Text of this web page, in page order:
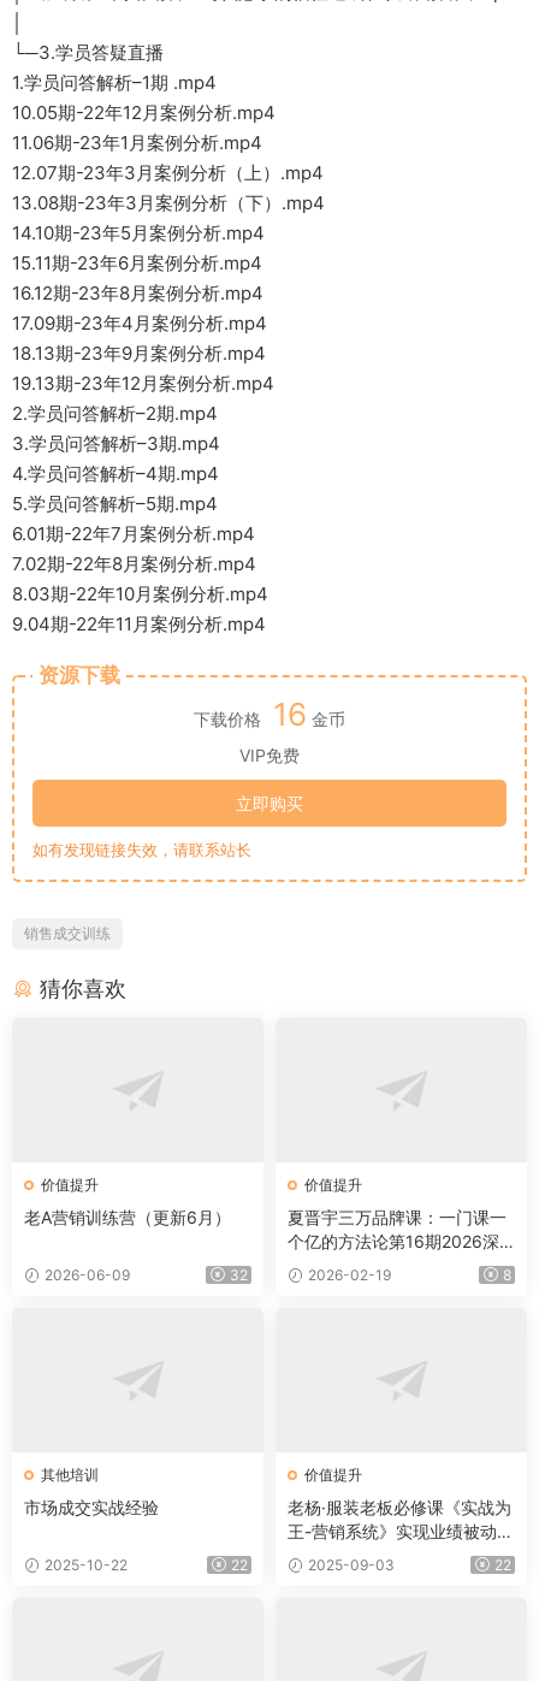
└─3.学员答疑直播
1.学员问答解析–1期 .mp4
10.05期-22年12月案例分析.mp4
11.06期-23年1月案例分析.mp4
12.07期-23年3月案例分析（上）.mp4
13.08期-23年3月案例分析（下）.mp4
14.10期-23年5月案例分析.mp4
15.11期-23年6月案例分析.mp4
16.12期-23年8月案例分析.mp4
17.09期-23年4月案例分析.mp4
18.13期-23年9月案例分析.mp4
19.13期-23年12月案例分析.mp4
2.学员问答解析–2期.mp4
3.学员问答解析–3期.mp4
4.学员问答解析–4期.mp4
5.学员问答解析–5期.mp4
6.01期-22年7月案例分析.mp4
7.02期-22年8月案例分析.mp4
8.03期-22年10月案例分析.mp4
9.04期-22年11月案例分析.mp4
资源下载
下载价格 16 金币
VIP免费
立即购买
如有发现链接失效，请联系站长
销售成交训练
猜你喜欢
价值提升
老A营销训练营（更新6月）
2026-06-09 32
价值提升
夏晋宇三万品牌课：一门课一
个亿的方法论第16期2026深
圳下线课（音频+字幕）
2026-02-19 8
其他培训
市场成交实战经验
2025-10-22 22
价值提升
老杨·服装老板必修课《实战为
王-营销系统》实现业绩被动式
增长2025-09-03 22